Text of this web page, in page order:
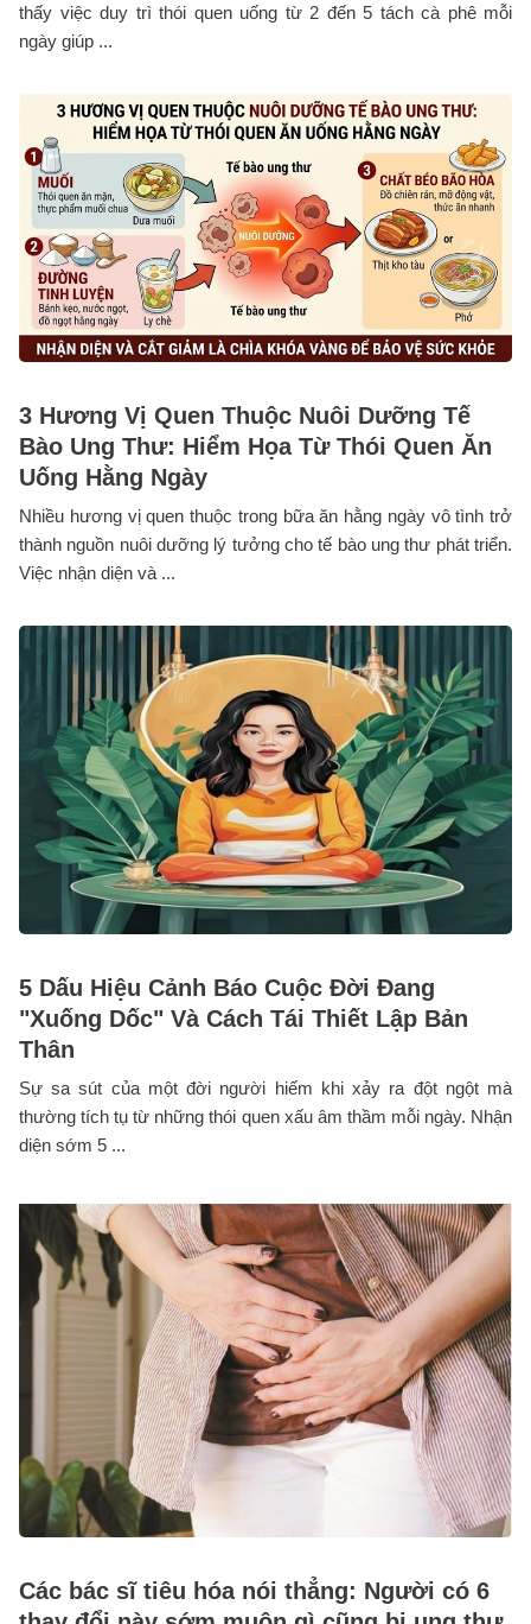
thấy việc duy trì thói quen uống từ 2 đến 5 tách cà phê mỗi
ngày giúp ...
3 Hương Vị Quen Thuộc Nuôi Dưỡng Tế
Bào Ung Thư: Hiểm Họa Từ Thói Quen Ăn
Uống Hằng Ngày
Nhiều hương vị quen thuộc trong bữa ăn hằng ngày vô tình trở
thành nguồn nuôi dưỡng lý tưởng cho tế bào ung thư phát triển.
Việc nhận diện và ...
5 Dấu Hiệu Cảnh Báo Cuộc Đời Đang
"Xuống Dốc" Và Cách Tái Thiết Lập Bản
Thân
Sự sa sút của một đời người hiếm khi xảy ra đột ngột mà
thường tích tụ từ những thói quen xấu âm thầm mỗi ngày. Nhận
diện sớm 5 ...
Các bác sĩ tiêu hóa nói thẳng: Người có 6